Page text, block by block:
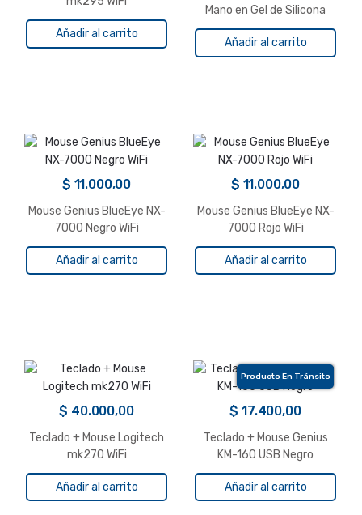
Añadir al carrito
Mano en Gel de Silicona
Negro
Añadir al carrito
$ 11.000,00
Mouse Genius BlueEye NX-
7000 Negro WiFi
Añadir al carrito
$ 11.000,00
Mouse Genius BlueEye NX-
7000 Rojo WiFi
Añadir al carrito
$ 40.000,00
Teclado + Mouse Logitech
mk270 WiFi
Añadir al carrito
Producto En Tránsito
$ 17.400,00
Teclado + Mouse Genius
KM-160 USB Negro
Añadir al carrito